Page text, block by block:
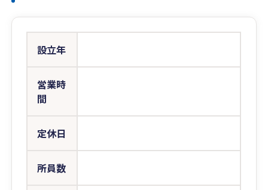
設立年
営業時
間
定休日
所員数